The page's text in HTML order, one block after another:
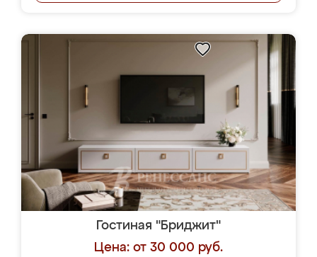
Гостиная "Бриджит"
Цена: от 30 000 руб.